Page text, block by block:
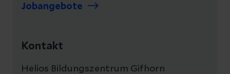
Jobangebote
Kontakt
Helios Bildungszentrum Gifhorn